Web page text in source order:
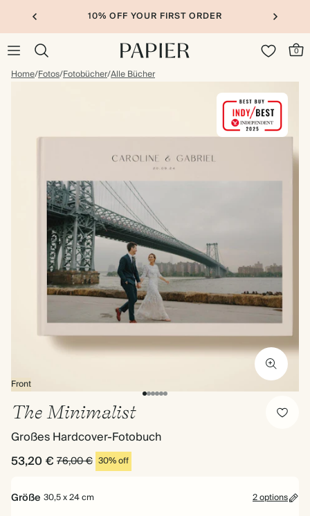
10% OFF YOUR FIRST ORDER
0
Home/Fotos/Fotobücher/Alle Bücher
Front
The Minimalist
Großes Hardcover-Fotobuch
53,20 € 76,00 € 30% off
Größe 30,5 x 24 cm 2 options